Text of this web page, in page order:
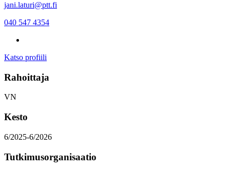
jani.laturi@ptt.fi
040 547 4354
Katso profiili
Rahoittaja
VN
Kesto
6/2025-6/2026
Tutkimusorganisaatio